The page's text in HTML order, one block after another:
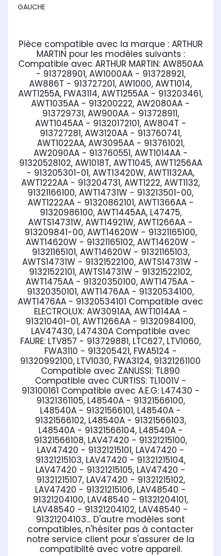
GAUCHE
Pièce compatible avec la marque : ARTHUR
MARTIN pour les modèles suivants :
Compatible avec ARTHUR MARTIN: AW850AA
- 913728901, AW1000AA - 913728921,
AW886T - 913727201, AW1000, AWT1014,
AWT1255A, FWA3114, AWT1255AA - 913203461,
AWT1035AA - 913200222, AW2080AA -
913729731, AW900AA - 913728911,
AWT1045AA - 91320172101, AW804T -
913727281, AW3120AA - 913760741,
AWT1022AA, AW3095AA - 913761021,
AW2090AA - 913760551, AWT1014AA -
91320528102, AW1018T, AWT1045, AWT1256AA
- 913205301-01, AWT13420W, AWT1132AA,
AWT1222AA - 913204731, AWT1222, AWT1132,
91321166100, AWT14731W - 913213501-00,
AWT1222AA - 91320862101, AWT1366AA -
91320986100, AWT1445AA, L47475,
AWTS14731W, AWT14921W, AWT1266AA -
913209841-00, AWT14620W - 91321165100,
AWT14620W - 91321165102, AWT14620W -
91321165101, AWT14620W - 91321165103,
AWTS14731W - 91321522100, AWTS14731W -
91321522101, AWTS14731W - 91321522102,
AWT1475AA - 91320350100, AWT1475AA -
91320350101, AWT1476AA - 91320534100,
AWT1476AA - 91320534101
ELECTROLUX: AW3091AA, AWT1014AA -
913210401-01, AWT1266AA - 91320984100,
LAV47430, L47430ACompatible avec
FAURE: LTV857 - 913729881, LTC627, LTV1060,
FWA3110 - 913205421, FWA5124 -
91320992100, LTV1030, FWA3124, 91321261100
Compatible avec ZANUSSI: TL890
Compatible avec CURTISS: TL1001V -
913100161 Compatible avec A.E.G: L47430 -
91321361105, L48540A - 91321566100,
L48540A - 91321566101, L48540A -
91321566102, L48540A - 91321566103,
L48540A - 91321566104, L48540A -
91321566108, LAV47420 - 91321215100,
LAV47420 - 91321215101, LAV47420 -
91321215103, LAV47420 - 91321215104,
LAV47420 - 91321215105, LAV47420 -
91321215107, LAV47420 - 91321215102,
LAV47420 - 91321215106, LAV48540 -
91321204100, LAV48540 - 91321204101,
LAV48540 - 91321204102, LAV48540 -
91321204103... D'autre modèles sont
compatibles, n'hésiter pas à contacter
notre service client pour s'assurer de la
compatibilté avec votre appareil.